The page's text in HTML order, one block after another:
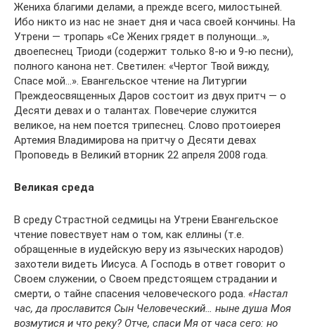
Жениха благими делами, а прежде всего, милостыней.
Ибо никто из нас не знает дня и часа своей кончины. На
Утрени — тропарь «Се Жених грядет в полунощи…»,
двоепеснец Триоди (содержит только 8-ю и 9-ю песни),
полного канона нет. Светилен: «Чертог Твой вижду,
Спасе мой…». Евангельское чтение на Литургии
Преждеосвященных Даров состоит из двух притч — о
Десяти девах и о талантах. Повечерие служится
великое, на нем поется трипеснец. Слово протоиерея
Артемия Владимирова на притчу о Десяти девах
Проповедь в Великий вторник 22 апреля 2008 года.
Великая среда
В среду Страстной седмицы на Утрени Евангельское
чтение повествует нам о том, как еллины (т.е.
обращенные в иудейскую веру из языческих народов)
захотели видеть Иисуса. А Господь в ответ говорит о
Своем служении, о Своем предстоящем страдании и
смерти, о тайне спасения человеческого рода. «Настал
час, да прославится Сын Человеческий… ныне душа Моя
возмутися и что реку? Отче, спаси Мя от часа сего: но